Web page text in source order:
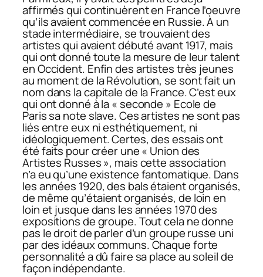
affirmés qui continuèrent en France l’oeuvre
qu’ils avaient commencée en Russie. À un
stade intermédiaire, se trouvaient des
artistes qui avaient débuté avant 1917, mais
qui ont donné toute la mesure de leur talent
en Occident. Enfin des artistes très jeunes
au moment de la Révolution, se sont fait un
nom dans la capitale de la France. C’est eux
qui ont donné à la « seconde » Ecole de
Paris sa note slave. Ces artistes ne sont pas
liés entre eux ni esthétiquement, ni
idéologiquement. Certes, des essais ont
été faits pour créer une « Union des
Artistes Russes », mais cette association
n’a eu qu’une existence fantomatique. Dans
les années 1920, des bals étaient organisés,
de même qu’étaient organisés, de loin en
loin et jusque dans les années 1970 des
expositions de groupe. Tout cela ne donne
pas le droit de parler d’un groupe russe uni
par des idéaux communs. Chaque forte
personnalité a dû faire sa place au soleil de
façon indépendante.